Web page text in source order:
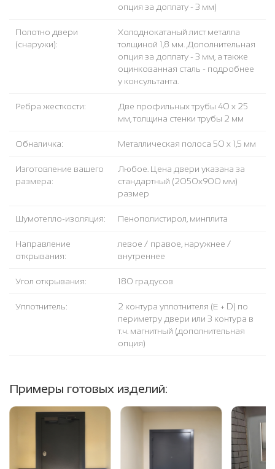
опция за доплату - 3 мм)
Полотно двери
(снаружи):
Холоднокатаный лист металла
толщиной 1,8 мм. Дополнительная
опция за доплату - 3 мм, а также
оцинкованная сталь - подробнее
у консультанта.
Ребра жесткости:
Две профильных трубы 40 х 25
мм, толщина стенки трубы 2 мм
Обналичка: Металлическая полоса 50 х 1,5 мм
Изготовление вашего
размера:
Любое. Цена двери указана за
стандартный (2050x900 мм)
размер
Шумотепло-изоляция: Пенополистирол, минплита
Направление
открывания:
левое / правое, наружнее /
внутреннее
Угол открывания: 180 градусов
Уплотнитель:
2 контура уплотнителя (Е + D) по
периметру двери или 3 контура в
т.ч. магнитный (дополнительная
опция)
Примеры готовых изделий: